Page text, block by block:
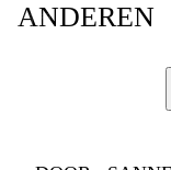
ANDEREN